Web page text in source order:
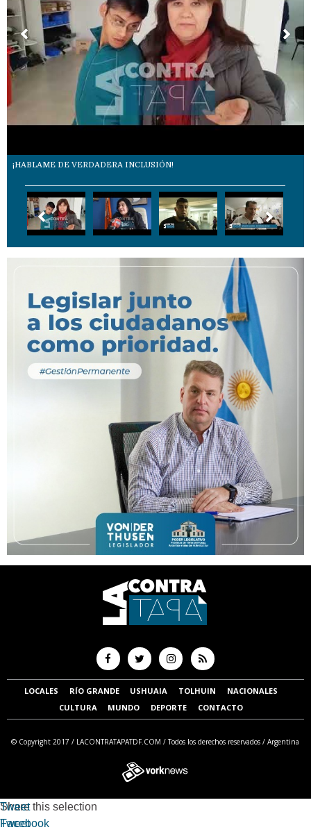
¡HABLAME DE VERDADERA INCLUSIÓN!
LOCALES RÍO GRANDE USHUAIA TOLHUIN
NACIONALES
CULTURA
MUNDO DEPORTE CONTACTO
© Copyright 2017 / LACONTRATAPATDF.COM / Todos los derechos reservados / Argentina
Tweet
Facebook
Share this selection
Tweet